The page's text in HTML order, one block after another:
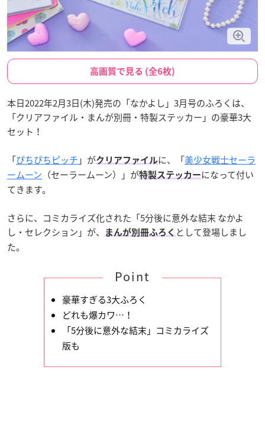
高画質で見る (全6枚)
本日2022年2月3日(木)発売の「なかよし」3月号のふろくは、
「クリアファイル・まんが別冊・特製ステッカー」の豪華3大
セット！
「ぴちぴちピッチ 」がクリアファイルに、「美少女戦士セーラ
ームーン （セーラームーン）」が特製ステッカー になって付い
てきます。
さらに、コミカライズ化された「5分後に意外な結末 なかよ
し・セレクション」が、
まんが別冊ふろく として登場しまし
た。
Point
豪華すぎる3大ふろく
どれも爆カワ…！
「5分後に意外な結末」コミカライズ
版も